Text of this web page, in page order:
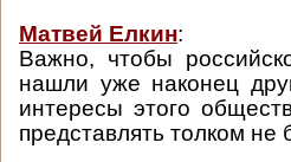
Матвей Елкин:
Важно, чтобы
нашли уже наконец
интересы этого
представлять толком не